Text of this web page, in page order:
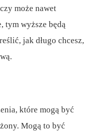
może nawet
tym wyższe będą
jak długo chcesz,
które mogą być
Mogą to być